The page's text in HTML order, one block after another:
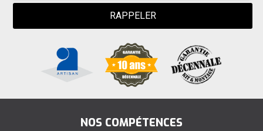
NOS COMPÉTENCES